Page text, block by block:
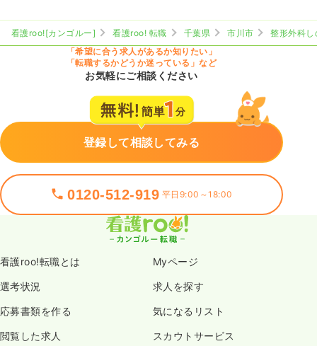
看護roo![カンゴルー] 看護roo! 転職 千葉県 市川市
整形外科
「希望に合う求人があるか知りたい」
「転職するかどうか迷っている」など
お気軽にご相談ください
登録して相談してみる
0120-512-919 平日9:00～18:00
看護roo!転職とは Myページ
選考状況 求人を探す
応募書類を作る 気になるリスト
閲覧した求人 スカウトサービス